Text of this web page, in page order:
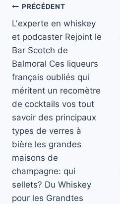
Navigation
de
l’article
PRÉCÉDENT
L'experte en whiskey
et podcaster Rejoint le
Bar Scotch de
Balmoral Ces liqueurs
français oubliés qui
méritent un recomètre
de cocktails vos tout
savoir des principaux
types de verres à
bière les grandes
maisons de
champagne: qui
sellets? Du Whiskey
pour les Grandtes